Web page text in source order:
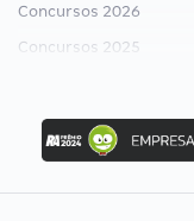
Concursos 2026
Concursos 2025
Concurso Nacional
Concurso Ibama
Concurso MPU
Editais publicados